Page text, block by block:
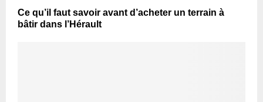
Ce qu’il faut savoir avant d’acheter un terrain à
bâtir dans l’Hérault